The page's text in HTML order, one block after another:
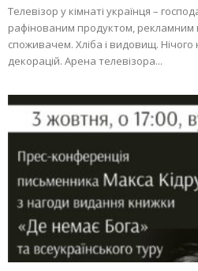
Телевізор у кімнаті українця –
рафінованим продуктом, рекламним
споживачем. Хліба і видовищ.
декорацій. Арена телевізора...